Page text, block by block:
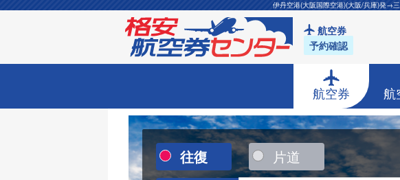
伊丹空港(大阪国際空港)(大阪/兵庫)発→
航空券
予約確認
航空券 航
往復 片道